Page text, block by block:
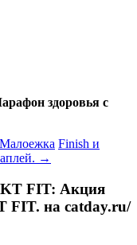
здоровья с
Finish и
→
FIT: Акция
FIT. на catday.ru/